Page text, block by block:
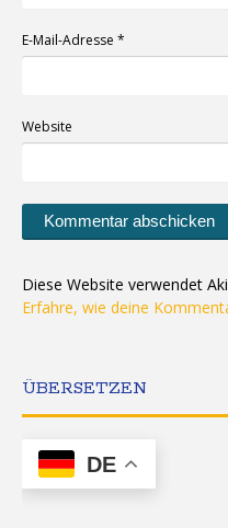
E-Mail-Adresse *
Website
Diese Website verwendet
Erfahre, wie deine
ÜBERSETZEN
DE